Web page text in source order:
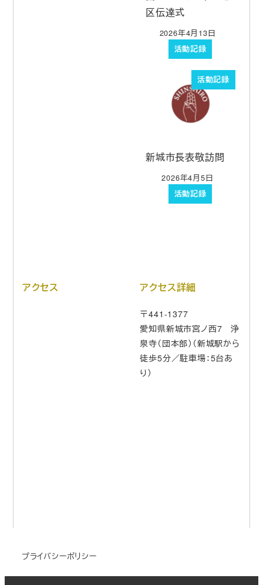
区伝達式
投稿日
2026年4月13日
活動記録
活動記録
新城市長表敬訪問
投稿日
2026年4月5日
活動記録
アクセス アクセス詳細
〒441-1377
愛知県新城市宮ノ西7 浄
泉寺（団本部）（新城駅から
徒歩5分／駐車場：5台あ
り）
プライバシーポリシー